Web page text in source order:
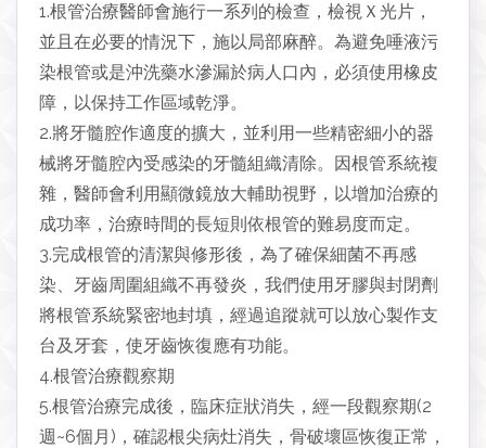
1.根管治療醫師會施行一系列的檢查，檢視Ｘ光片，
並且在必要的情況下，施以局部麻醉。為避免唾液污
染根管或是沖洗藥水滲漏於病人口內，必須使用橡皮
障，以保持工作區域乾淨。
2.將牙髓腔作適度的擴大，並利用一些精密細小的器
械將牙髓腔內受感染的牙髓組織清除。因根管系統複
雜，醫師會利用顯微鏡放大輔助視野，以增加治療的
成功率，治療時間的長短則依根管的難易度而定。
3.完成根管的清潔與修形後，為了確保細菌不再感
染、牙齒周圍組織不再發炎，我們使用牙膠與封閉劑
將根管系統緊密地封填，經過追蹤就可以放心製作支
台及牙套，使牙齒恢復應有功能。
4.根管治療觀察期
5.根管治療完成後，臨床症狀消失，經一段觀察期(2
週~6個月)，確認根尖病灶消失，骨破壞區恢復正常，